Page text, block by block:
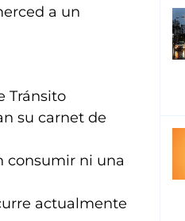
a un
Tránsito
su carnet de
consumir ni una
actualmente